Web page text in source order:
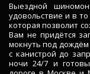
Выездной
удовольствие и в
которая позволит
Вам не придётся
мокнуть под дождём
с канистрой до
ночи 24/7 и